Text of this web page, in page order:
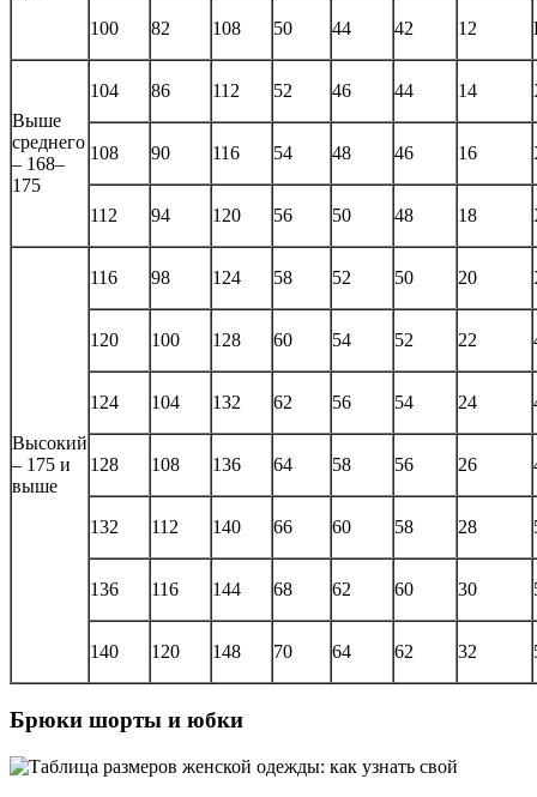
100 82 108 50 44 42 12
Выше
среднего
– 168–
175
104 86 112 52 46 44 14
108 90 116 54 48 46 16
112 94 120 56 50 48 18
Высокий
– 175 и
выше
116 98 124 58 52 50 20
120 100 128 60 54 52 22
124 104 132 62 56 54 24
128 108 136 64 58 56 26
132 112 140 66 60 58 28
136 116 144 68 62 60 30
140 120 148 70 64 62 32
Брюки шорты и юбки